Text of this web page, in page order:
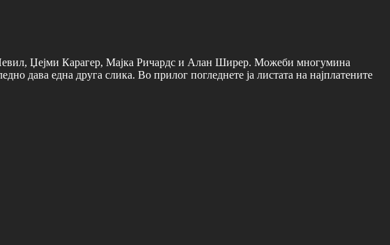
Џејми Карагер, Мајка Ричардс и Алан Ширер. Можеби многумина
дава една друга слика. Во прилог погледнете ја листата на најплатените